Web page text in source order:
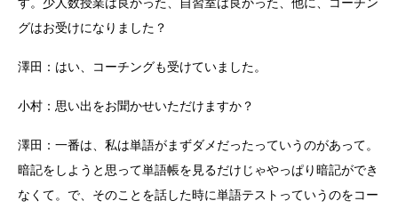
グはお受けになりました？
澤田：はい、コーチングも受けていました。
小村：思い出をお聞かせいただけますか？
澤田：一番は、私は単語がまずダメだったっていうのがあって。
暗記をしようと思って単語帳を見るだけじゃやっぱり暗記ができ
なくて。で、そのことを話した時に単語テストっていうのをコー